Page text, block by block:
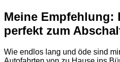
Meine Empfehlung:
perfekt zum
Wie endlos lang und öde sind